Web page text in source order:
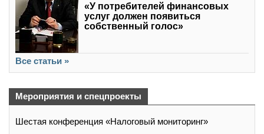
«У потребителей финансовых
услуг должен появиться
собственный голос»
Все статьи »
Мероприятия и спецпроекты
Шестая конференция «Налоговый мониторинг»